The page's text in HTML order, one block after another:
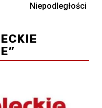
Niepodległości